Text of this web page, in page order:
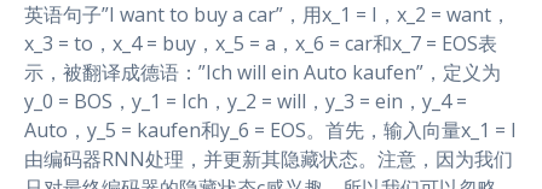
英语句子”I want to buy a car”，用x_1 = I，x_2 = want，
x_3 = to，x_4 = buy，x_5 = a，x_6 = car和x_7 = EOS表
示，被翻译成德语：”Ich will ein Auto kaufen”，定义为
y_0 = BOS，y_1 = Ich，y_2 = will，y_3 = ein，y_4 =
Auto，y_5 = kaufen和y_6 = EOS。首先，输入向量x_1 = I
由编码器RNN处理，并更新其隐藏状态。注意，因为我们